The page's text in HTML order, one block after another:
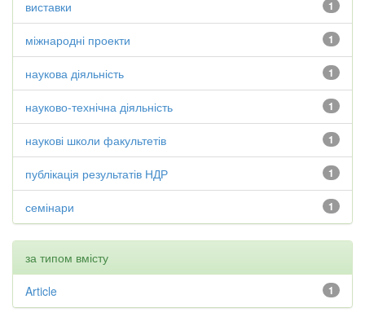
1
виставки
1
міжнародні проекти
1
наукова діяльність
1
науково-технічна діяльність
1
наукові школи факультетів
1
публікація результатів НДР
1
семінари
за типом вмісту
1
Article